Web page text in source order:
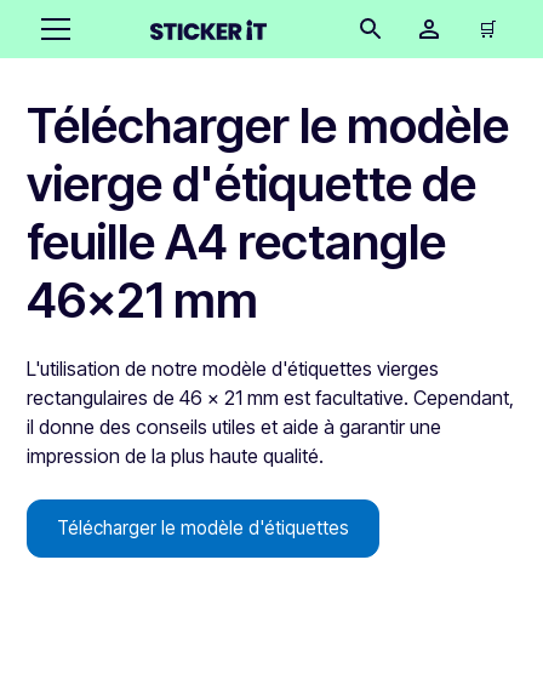
🛒
Télécharger le modèle
vierge d'étiquette de
feuille A4 rectangle
46x21 mm
L'utilisation de notre modèle d'étiquettes vierges
rectangulaires de 46 x 21 mm est facultative. Cependant,
il donne des conseils utiles et aide à garantir une
impression de la plus haute qualité.
Télécharger le modèle d'étiquettes